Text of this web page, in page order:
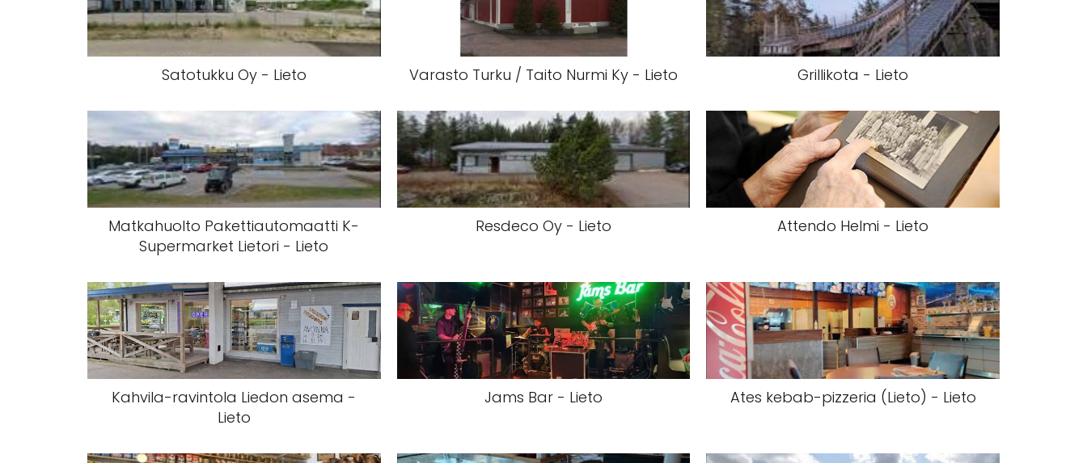
Satotukku Oy - Lieto Varasto Turku / Taito Nurmi Ky - Lieto Grillikota - Lieto
Matkahuolto Pakettiautomaatti K-
Supermarket Lietori - Lieto
Resdeco Oy - Lieto Attendo Helmi - Lieto
Kahvila-ravintola Liedon asema -
Lieto
Jams Bar - Lieto Ates kebab-pizzeria (Lieto) - Lieto